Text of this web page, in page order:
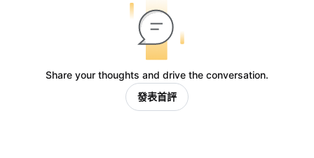
Share your thoughts and drive the conversation.
發表首評